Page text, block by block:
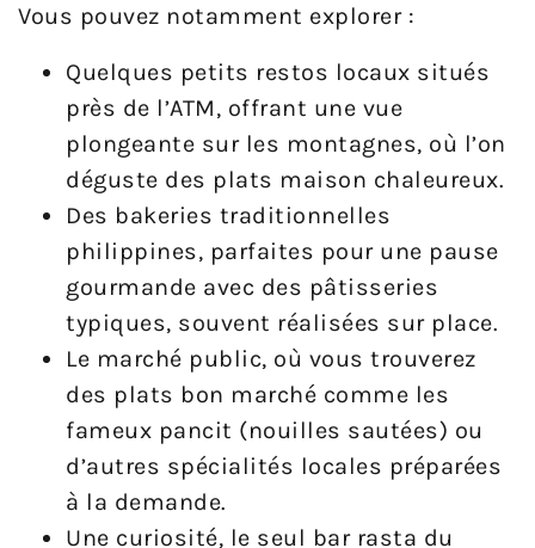
Vous pouvez notamment explorer :
Quelques petits restos locaux situés
près de l’ATM, offrant une vue
plongeante sur les montagnes, où l’on
déguste des plats maison chaleureux.
Des bakeries traditionnelles
philippines, parfaites pour une pause
gourmande avec des pâtisseries
typiques, souvent réalisées sur place.
Le marché public, où vous trouverez
des plats bon marché comme les
fameux pancit (nouilles sautées) ou
d’autres spécialités locales préparées
à la demande.
Une curiosité, le seul bar rasta du